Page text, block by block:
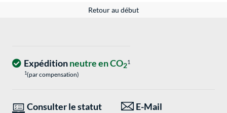
Retour au début
Expéditionneutre en CO21
1(par compensation)
Consulter le statut
E-Mail